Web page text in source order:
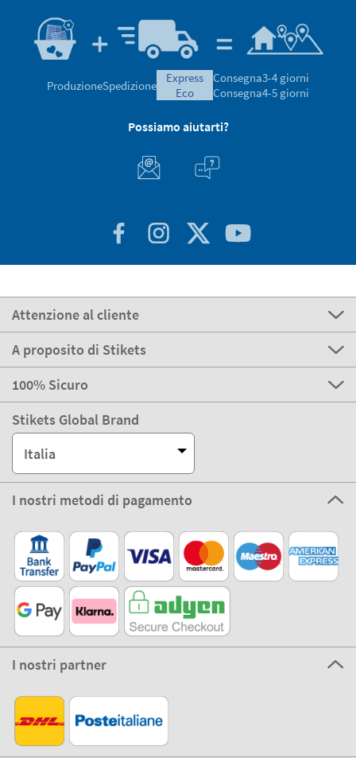
ProduzioneSpedizione
express
eco
Consegna3-4 giorni
Consegna4-5 giorni
Possiamo aiutarti?
Attenzione al cliente
A proposito di Stikets
100% Sicuro
Stikets Global Brand
Italia
I nostri metodi di pagamento
I nostri partner